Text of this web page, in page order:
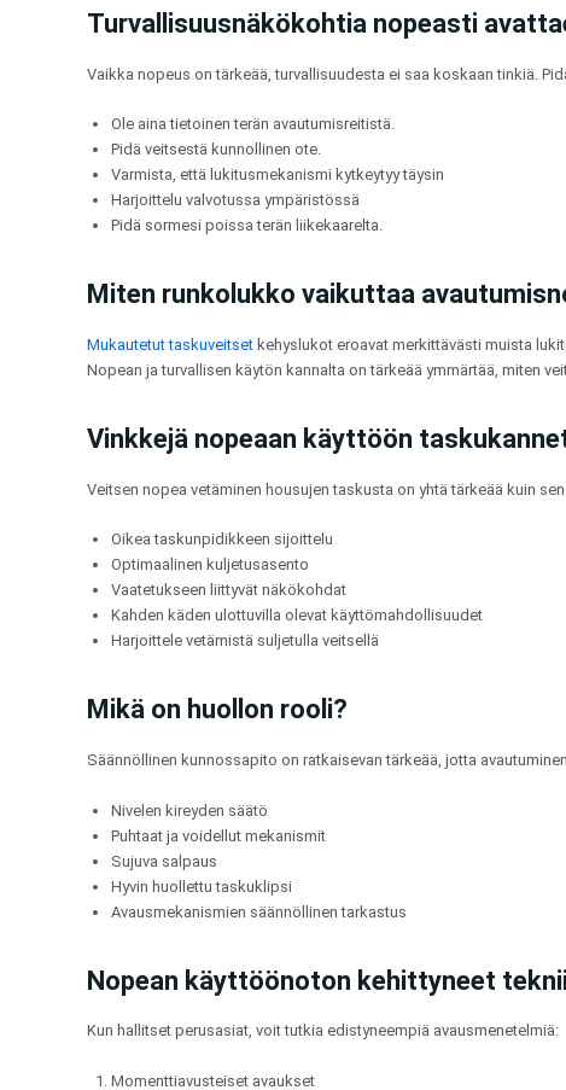
Turvallisuusnäkökohtia nopeasti
Vaikka nopeus on tärkeää, turvallisuudesta ei saa koskaan tinkiä.
Ole aina tietoinen terän avautumisreitistä.
Pidä veitsestä kunnollinen ote.
Varmista, että lukitusmekanismi kytkeytyy täysin
Harjoittelu valvotussa ympäristössä
Pidä sormesi poissa terän liikekaarelta.
Miten runkolukko vaikuttaa
Mukautetut taskuveitset kehyslukot eroavat merkittävästi muista
Nopean ja turvallisen käytön kannalta on tärkeää ymmärtää, miten
Vinkkejä nopeaan käyttöön
Veitsen nopea vetäminen housujen taskusta on yhtä tärkeää kuin
Oikea taskunpidikkeen sijoittelu
Optimaalinen kuljetusasento
Vaatetukseen liittyvät näkökohdat
Kahden käden ulottuvilla olevat käyttömahdollisuudet
Harjoittele vetämistä suljetulla veitsellä
Mikä on huollon rooli?
Säännöllinen kunnossapito on ratkaisevan tärkeää, jotta
Nivelen kireyden säätö
Puhtaat ja voidellut mekanismit
Sujuva salpaus
Hyvin huollettu taskuklipsi
Avausmekanismien säännöllinen tarkastus
Nopean käyttöönoton kehittyneet
Kun hallitset perusasiat, voit tutkia edistyneempiä avausmenetelmiä:
Momenttiavusteiset avaukset